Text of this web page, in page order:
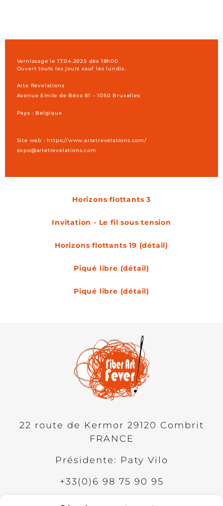
Vernissage le 17.04.2025 dès 18h00
Ouvert touts les jours sauf les lundis.
Arte Revelations
Avenue Emile de Béco 81 – 1050 Bruxelles
Pays : Belgique
Site web : https://www.artetrevelations.com/
expo@artetrevelations.com
horizons flottants 3
invitation - Le fil sous tension
Horizons flottants 19 (détail)
Piqué libre (détail)
Piqué libre (détail)
22 route de Kermor 29120 Combrit
FRANCE
Présidente: Paty Vilo
+33(0)6 98 75 90 95